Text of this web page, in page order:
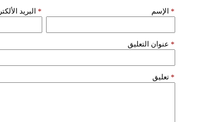
الإسم * البريد *
عنوان التعليق *
تعليق *